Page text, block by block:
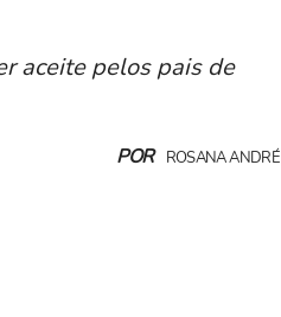
aceite pelos pais de
POR ROSANA ANDRÉ